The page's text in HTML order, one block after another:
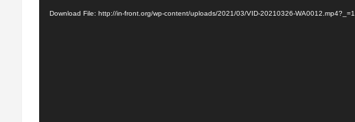
Download File: http://in-front.org/wp-content/uploads/2021/03/VID-20210326-WA0012.mp4?_=1